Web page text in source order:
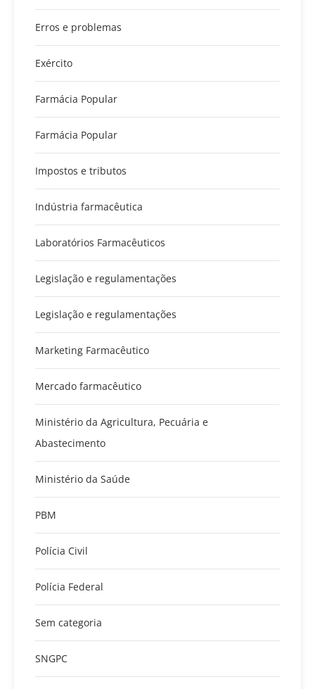
Erros e problemas
Exército
Farmácia Popular
Farmácia Popular
Impostos e tributos
Indústria farmacêutica
Laboratórios Farmacêuticos
Legislação e regulamentações
Legislação e regulamentações
Marketing Farmacêutico
Mercado farmacêutico
Ministério da Agricultura, Pecuária e
Abastecimento
Ministério da Saúde
PBM
Polícia Civil
Polícia Federal
Sem categoria
SNGPC